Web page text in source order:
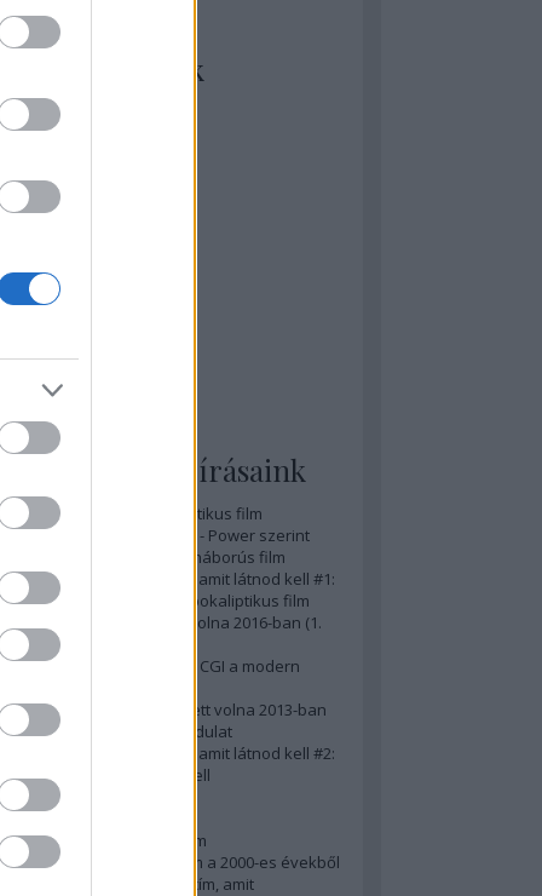
szívesen
nézünk/olvasunk
szerint
Joint
Mánia app
meg az ember!
& Calzone
A legolvasottabb írásaink
A 20 legjobb posztapokaliptikus film
A 15 legjobb időutazós film - Power szerint
A 10 legjobb második világháborús film
50 posztapokaliptikus film, amit látnod kell #1:
A 10 legkreatívabb posztapokaliptikus film
20 film, amit látnod kellett volna 2016-ban (1.
rész)
Ezért néz ki borzasztóan a CGI a modern
15(+1) film, amit látnod kellett volna 2013-ban
A 15 legnagyobb filmes fordulat
50 posztapokaliptikus film, amit látnod kell #2:
10 zombifilm, amit látnod kell
A 10 legjobb gengszterfilm
A 10 legjobb Brad Pitt-film
A 10 legjobb Mel Gibson-film
Az igazi 10 legjobb akciófilm a 2000-es évekből
10 iszonyatos magyar filmcím, amit